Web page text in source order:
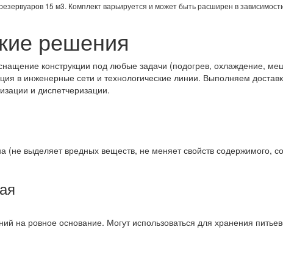
15 м3. Комплект варьируется и может быть расширен в
решения
конструкции под любые задачи (подогрев, охлаждение,
в инженерные сети и технологические линии. Выполняем
и диспетчеризации.
выделяет вредных веществ, не меняет свойств содержимого,
на ровное основание. Могут использоваться для хранения